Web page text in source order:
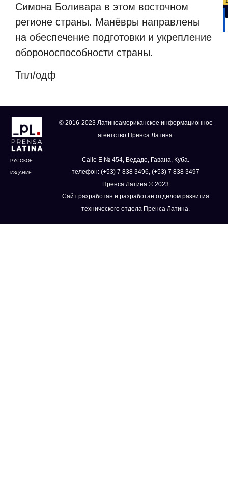
Симона Боливара в этом восточном
регионе страны. Манёвры направлены
на обеспечение подготовки и укрепление
обороноспособности страны.
Тпл/одф
РУССКОЕ
ИЗДАНИЕ
© 2016-2023 Латиноамериканское информационное
агентство Пренса Латина.
Calle E № 454, Ведадо, Гавана, Куба.
телефон: (+53) 7 838 3496, (+53) 7 838 3497
Пренса Латина © 2023
Сайт разработан и разработан отделом развития
технического отдела Пренса Латина.